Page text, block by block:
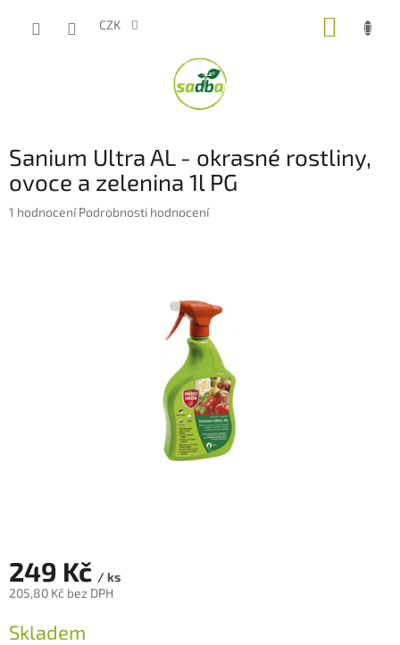
CZK
Sanium Ultra AL - okrasné rostliny,
ovoce a zelenina 1l PG
Průměrné
1 hodnocení Podrobnosti hodnocení
249 Kč / ks
205,80 Kč bez DPH
cena:
Skladem